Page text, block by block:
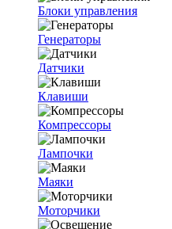
Блоки управления
Генераторы
Датчики
Клавиши
Компрессоры
Лампочки
Маяки
Моторчики